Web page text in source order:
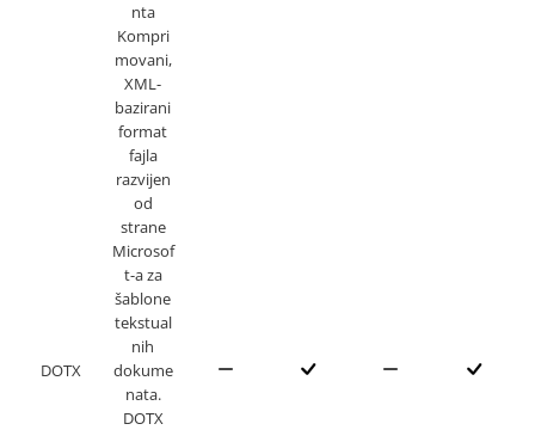
DOTX
nta
Kompri
movani,
XML-
bazirani
format
fajla
razvijen
od
strane
Microsof
t-a za
šablone
tekstual
nih
dokume
nata.
DOTX